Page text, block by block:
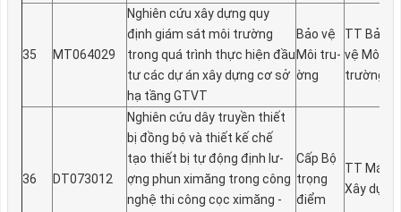
35 MT064029
Nghiên cứu xây dựng quy
định giám sát môi trư­ờng
trong quá trình thực hiện đầu
t­ư các dự án xây dựng cơ sở
hạ tầng GTVT
Bảo vệ
Môi tru­
ờng
TT Bảo
vệ Môi
trường
36 DT073012
Nghiên cứu dây truyền thiết
bị đồng bộ và thiết kế chế
tạo thiết bị tự động định lư­
ợng phun ximăng trong công
nghệ thi công cọc ximăng -
Cấp Bộ
trọng
điểm
TT Máy
Xây dựng